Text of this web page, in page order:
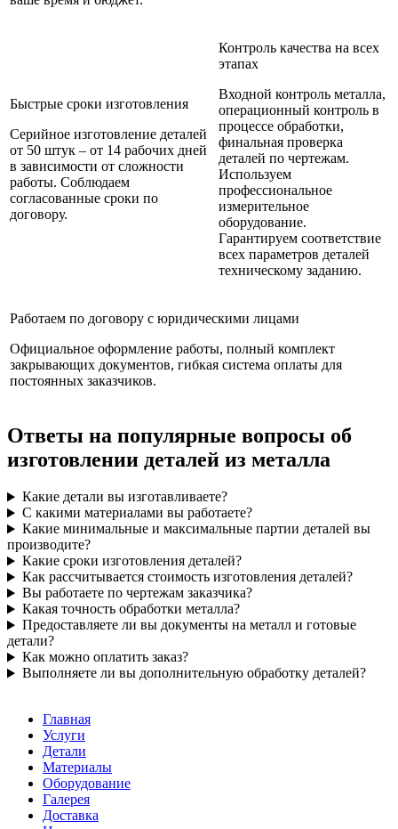
Быстрые сроки изготовления
Серийное изготовление деталей
от 50 штук – от 14 рабочих дней
в зависимости от сложности
работы. Соблюдаем
согласованные сроки по
договору.
Контроль качества на всех
этапах
Входной контроль металла,
операционный контроль в
процессе обработки,
финальная проверка
деталей по чертежам.
Используем
профессиональное
измерительное
оборудование.
Гарантируем соответствие
всех параметров деталей
техническому заданию.
Работаем по договору с юридическими лицами
Официальное оформление работы, полный комплект
закрывающих документов, гибкая система оплаты для
постоянных заказчиков.
Ответы на популярные вопросы об
изготовлении деталей из металла
Какие детали вы изготавливаете?
С какими материалами вы работаете?
Какие минимальные и максимальные партии деталей вы
производите?
Какие сроки изготовления деталей?
Как рассчитывается стоимость изготовления деталей?
Вы работаете по чертежам заказчика?
Какая точность обработки металла?
Предоставляете ли вы документы на металл и готовые
детали?
Как можно оплатить заказ?
Выполняете ли вы дополнительную обработку деталей?
Главная
Услуги
Детали
Материалы
Оборудование
Галерея
Доставка